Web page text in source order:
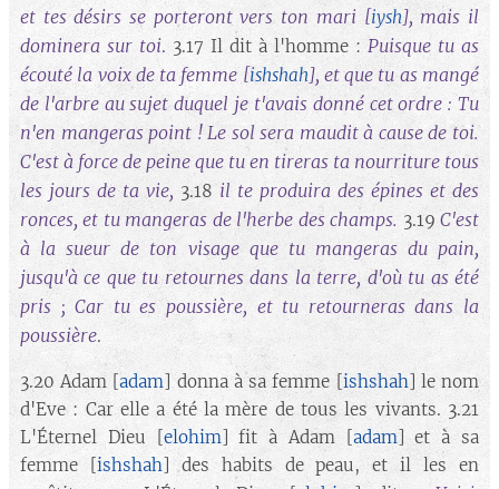
et tes désirs se porteront vers ton mari [iysh], mais il
dominera sur toi. 3.17 Il dit à l'homme : Puisque tu as
écouté la voix de ta femme[ishshah], et que tu as mangé
de l'arbre au sujet duquel je t'avais donné cet ordre : Tu
n'en mangeras point ! Le sol sera maudit à cause de toi.
C'est à force de peine que tu en tireras ta nourriture tous
les jours de ta vie, 3.18 il te produira des épines et des
ronces, et tu mangeras de l'herbe des champs. 3.19 C'est
à la sueur de ton visage que tu mangeras du pain,
jusqu'à ce que tu retournes dans la terre, d'où tu as été
pris ; Car tu es poussière, et tu retourneras dans la
poussière.
3.20 Adam [adam] donna à sa femme [ishshah] le nom
d'Eve : Car elle a été la mère de tous les vivants. 3.21
L'Éternel Dieu [elohim] fit à Adam [adam] et à sa
femme [ishshah] des habits de peau, et il les en